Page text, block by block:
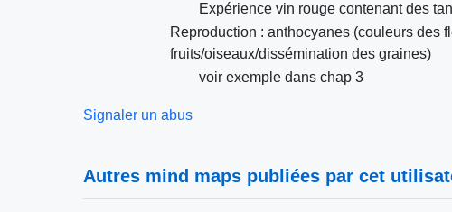
Expérience vin rouge contenant des
Reproduction : anthocyanes (couleurs des
fruits/oiseaux/dissémination des graines)
voir exemple dans chap 3
Signaler un abus
Autres mind maps publiées par cet